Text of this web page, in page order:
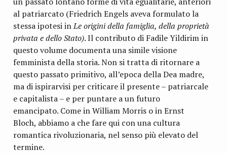
al patriarcato (Friedrich Engels aveva formulato la
stessa ipotesi inLe origini della famiglia, della proprietà
privata e dello Stato). Il contributo di Fadile Yildirim in
questo volume documenta una simile visione
femminista della storia. Non si tratta di ritornare a
questo passato primitivo, all’epoca della Dea madre,
ma di ispirarvisi per criticare il presente – patriarcale
e capitalista – e per puntare a un futuro
emancipato. Come in William Morris o in Ernst
Bloch, abbiamo a che fare qui con una cultura
romantica rivoluzionaria, nel senso più elevato del
termine.